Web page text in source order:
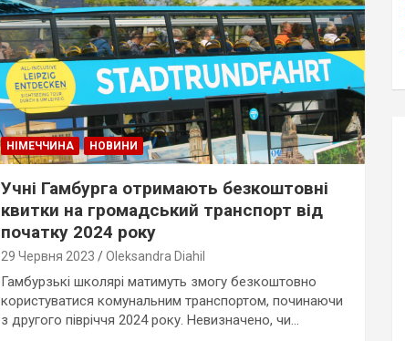
НІМЕЧЧИНА НОВИНИ
Учні Гамбурга отримають безкоштовні
квитки на громадський транспорт від
початку 2024 року
29 Червня 2023 Oleksandra Diahil
Гамбурзькі школярі матимуть змогу безкоштовно
користуватися комунальним транспортом, починаючи
з другого півріччя 2024 року. Невизначено, чи…